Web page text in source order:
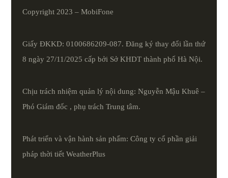
Copyright 2023 – MobiFone
Giấy ĐKKD: 0100686209-087. Đăng ký thay đổi lần thứ
8 ngày 27/11/2025 cấp bởi Sở KHDT thành phố Hà Nội.
Chịu trách nhiệm quản lý nội dung: Nguyễn Mậu Khuê –
Phó Giám đốc , phụ trách Trung tâm.
Phát triển và vận hành sản phẩm: Công ty cổ phần giải
pháp thời tiếtWeatherPlus